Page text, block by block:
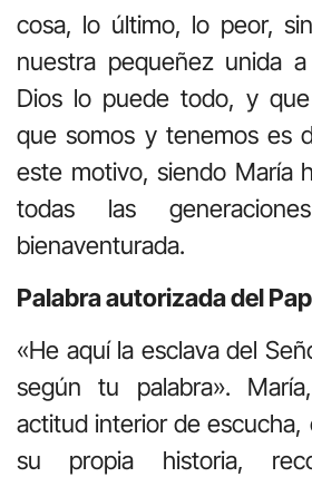
cosa, lo último, lo peor,
nuestra pequeñez unida
Dios lo puede todo, y
que somos y tenemos es
este motivo, siendo María
todas las
bienaventurada.
Palabra autorizada del
«He aquí la esclava del
según tu palabra».
actitud interior de escucha,
su propia historia,